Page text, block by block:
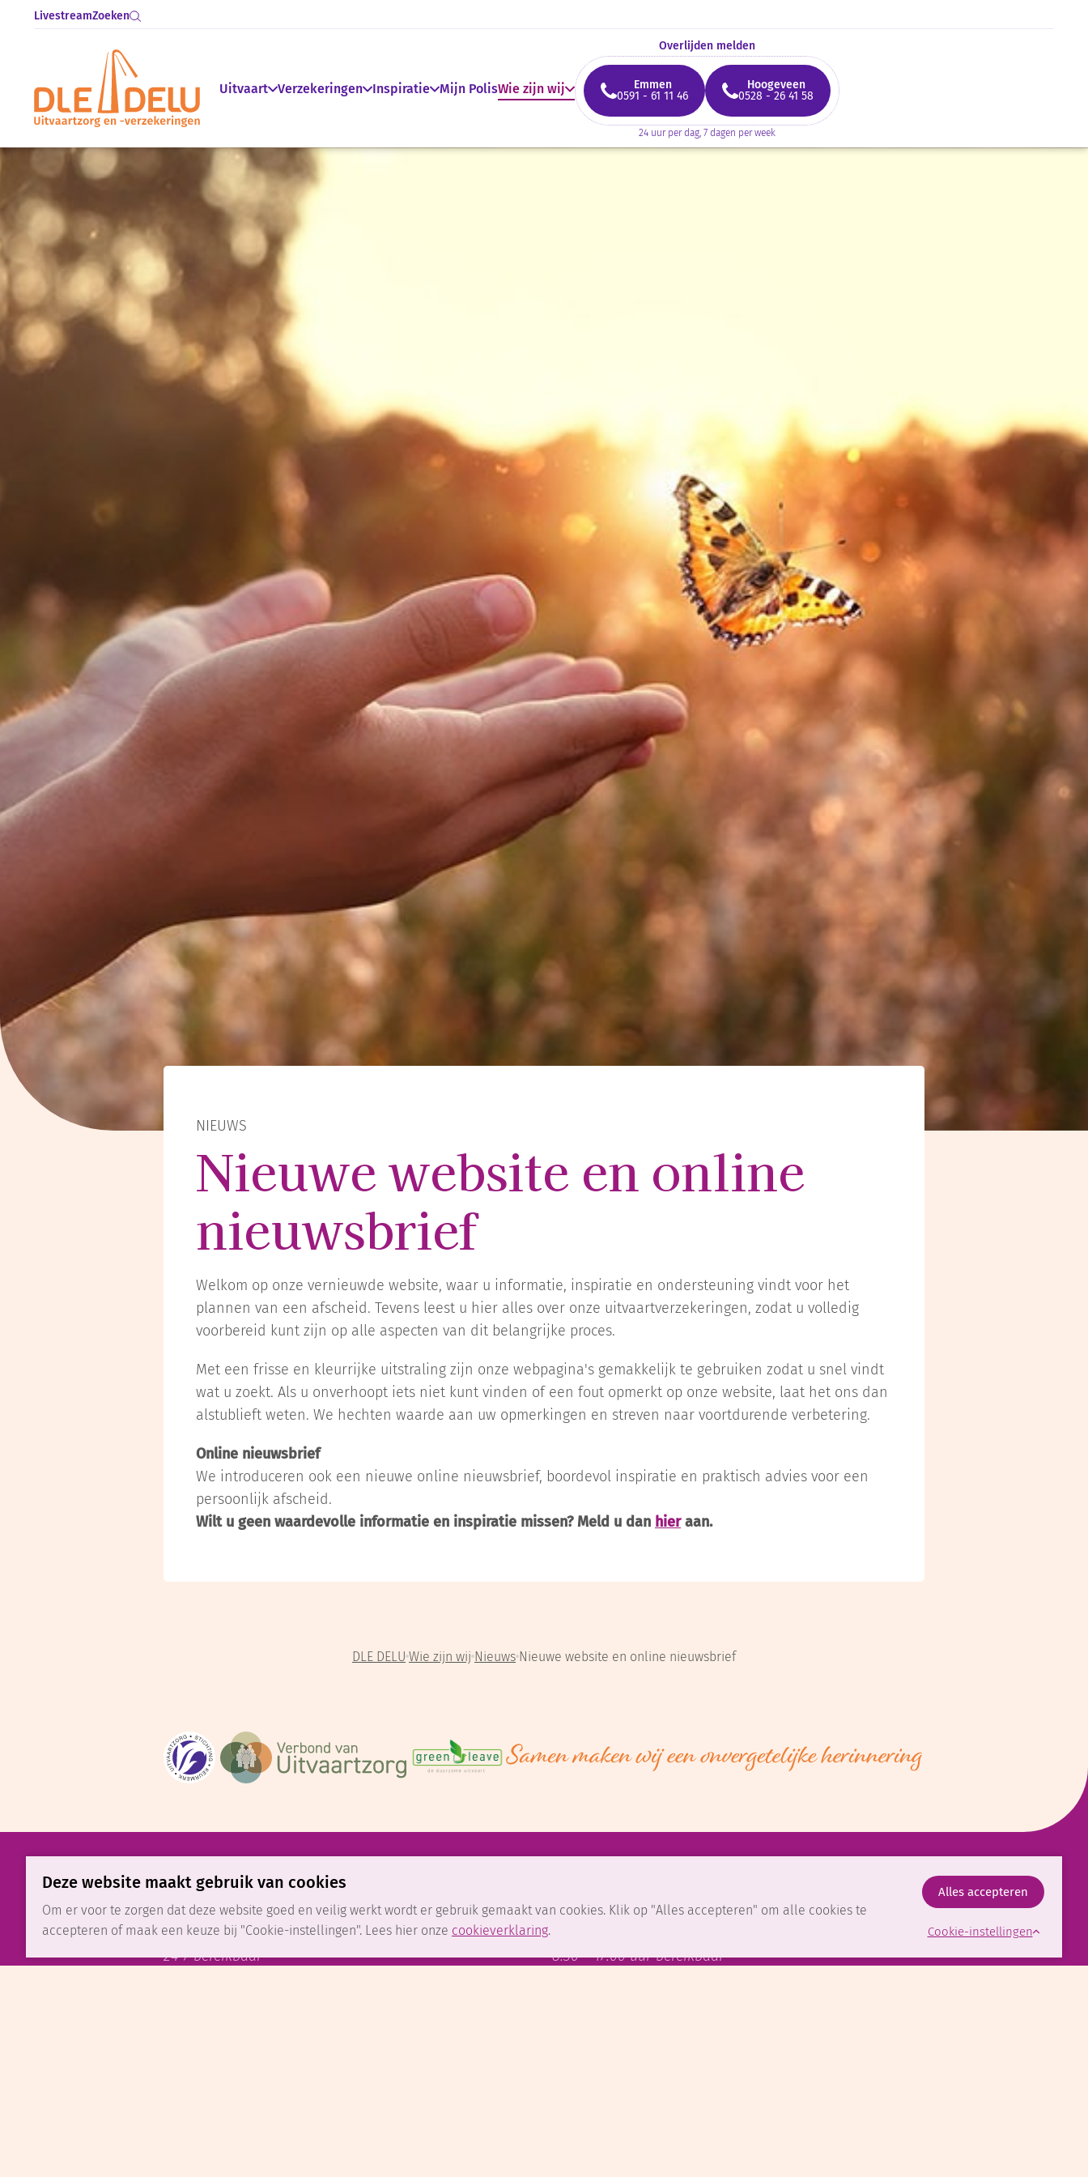
LivestreamZoeken
Uitvaart Verzekeringen Inspiratie Mijn PolisWie zijn wij
Overlijden melden
Emmen
0591 - 61 11 46
Hoogeveen
0528 - 26 41 58
24 uur per dag, 7 dagen per week
NIEUWS
Nieuwe website en online
nieuwsbrief
Welkom op onze vernieuwde website, waar u informatie, inspiratie en ondersteuning vindt voor het
plannen van een afscheid. Tevens leest u hier alles over onze uitvaartverzekeringen, zodat u volledig
voorbereid kunt zijn op alle aspecten van dit belangrijke proces.
Met een frisse en kleurrijke uitstraling zijn onze webpagina's gemakkelijk te gebruiken zodat u snel vindt
wat u zoekt. Als u onverhoopt iets niet kunt vinden of een fout opmerkt op onze website, laat het ons dan
alstublieft weten. We hechten waarde aan uw opmerkingen en streven naar voortdurende verbetering.
Online nieuwsbrief
We introduceren ook een nieuwe online nieuwsbrief, boordevol inspiratie en praktisch advies voor een
persoonlijk afscheid.
Wilt u geen waardevolle informatie en inspiratie missen? Meld u dan hieraan.
DLE DELU Wie zijn wij Nieuws Nieuwe website en online nieuwsbrief
Stichting Keurmerk Uitvaartzorg
Verbond van Uitvaartzorg GreenLeave Uw laatste eer is bij ons in vertrouwde handen
UITVAART REGELEN
0591 - 61 11 46
24-7 bereikbaar
0591 - 61 14 15
8.30 – 17.00 uur bereikbaar
Deze website maakt gebruik van cookies
Om er voor te zorgen dat deze website goed en veilig werkt wordt er gebruik gemaakt van cookies. Klik op "Alles accepteren" om alle cookies te
accepteren of maak een keuze bij "Cookie-instellingen". Lees hier onze cookieverklaring. Cookie-instellingen